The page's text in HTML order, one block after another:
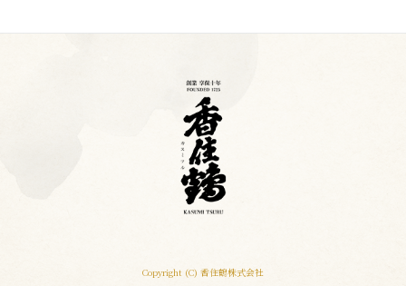
Copyright (C) 香住鶴株式会社